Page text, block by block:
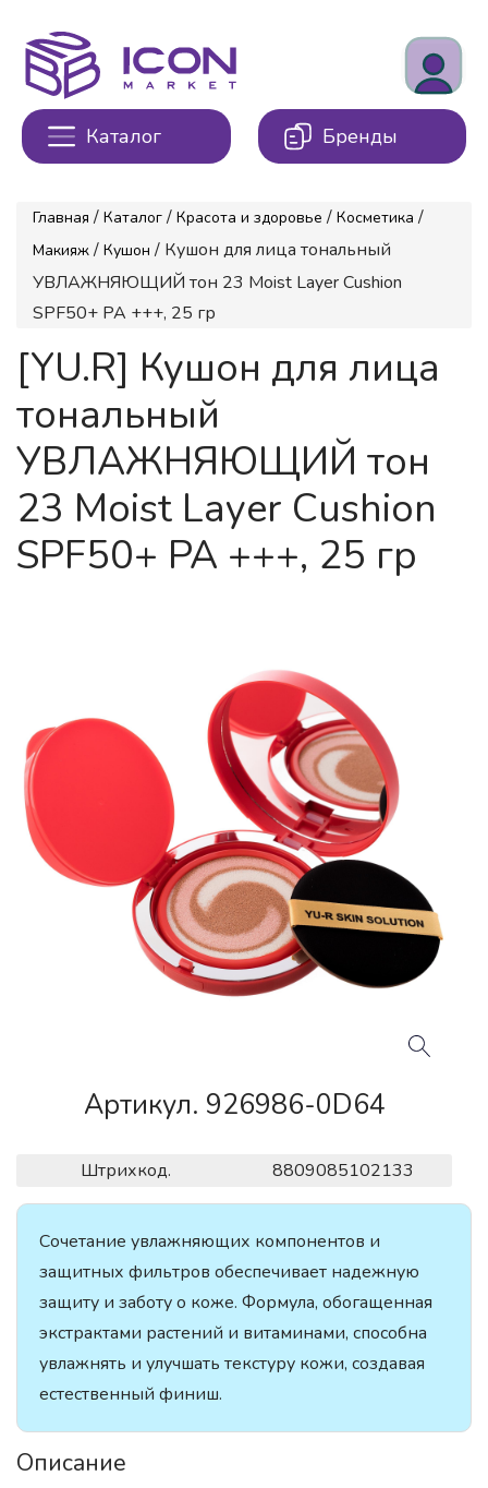
Каталог Бренды
Главная / Каталог / Красота и здоровье / Косметика /
Макияж / Кушон / Кушон для лица тональный
УВЛАЖНЯЮЩИЙ тон 23 Moist Layer Cushion
SPF50+ PA +++, 25 гр
[YU.R] Кушон для лица
тональный
УВЛАЖНЯЮЩИЙ тон
23 Moist Layer Cushion
SPF50+ PA +++, 25 гр
Артикул. 926986-0D64
Штрихкод. 8809085102133
Сочетание увлажняющих компонентов и
защитных фильтров обеспечивает надежную
защиту и заботу о коже. Формула, обогащенная
экстрактами растений и витаминами, способна
увлажнять и улучшать текстуру кожи, создавая
естественный финиш.
Описание